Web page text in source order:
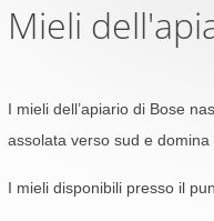
Mieli
I mieli dell’apiario di Bose
assolata verso sud e domina
I mieli disponibili presso il